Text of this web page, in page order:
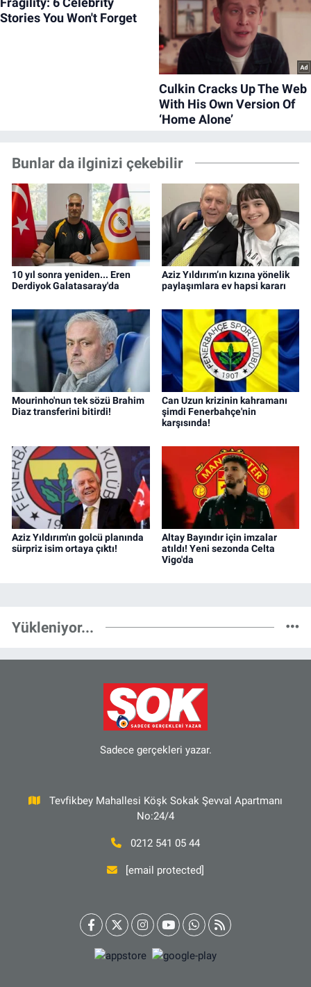
Bunlar da ilginizi çekebilir
10 yıl sonra yeniden... Eren
Derdiyok Galatasaray'da
Aziz Yıldırım’ın kızına yönelik
paylaşımlara ev hapsi kararı
Mourinho'nun tek sözü Brahim
Diaz transferini bitirdi!
Can Uzun krizinin kahramanı
şimdi Fenerbahçe'nin
karşısında!
Aziz Yıldırım'ın golcü planında
sürpriz isim ortaya çıktı!
Altay Bayındır için imzalar
atıldı! Yeni sezonda Celta
Vigo'da
Yükleniyor...
Sadece gerçekleri yazar.
Tevfikbey Mahallesi Köşk Sokak Şevval Apartmanı
No:24/4
0212 541 05 44
[email protected]